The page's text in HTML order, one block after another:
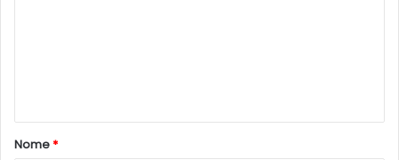
r
Nome*